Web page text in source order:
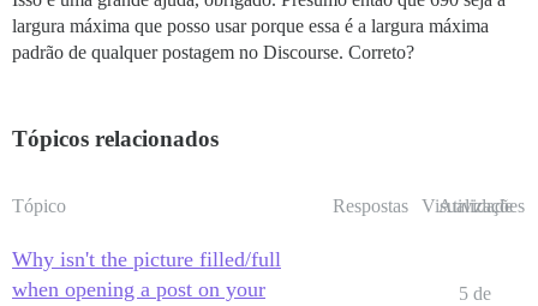
largura máxima que posso usar porque essa é a largura máxima
padrão de qualquer postagem no Discourse. Correto?
Tópicos relacionados
Tópico Respostas Visualizações
Atividade
Why isn't the picture filled/full
when opening a post on your
5 de